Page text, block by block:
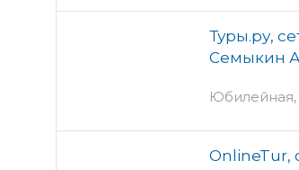
Туры.ру,
Семыкин
Юбилейная,
OnlineTur,